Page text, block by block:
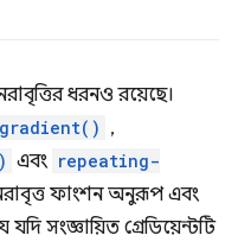
ধরনও রয়েছে।
,
এবং repeating-
ফাংশন অনুরূপ এবং
সংজ্ঞায়িত গ্রেডিয়েন্টটি